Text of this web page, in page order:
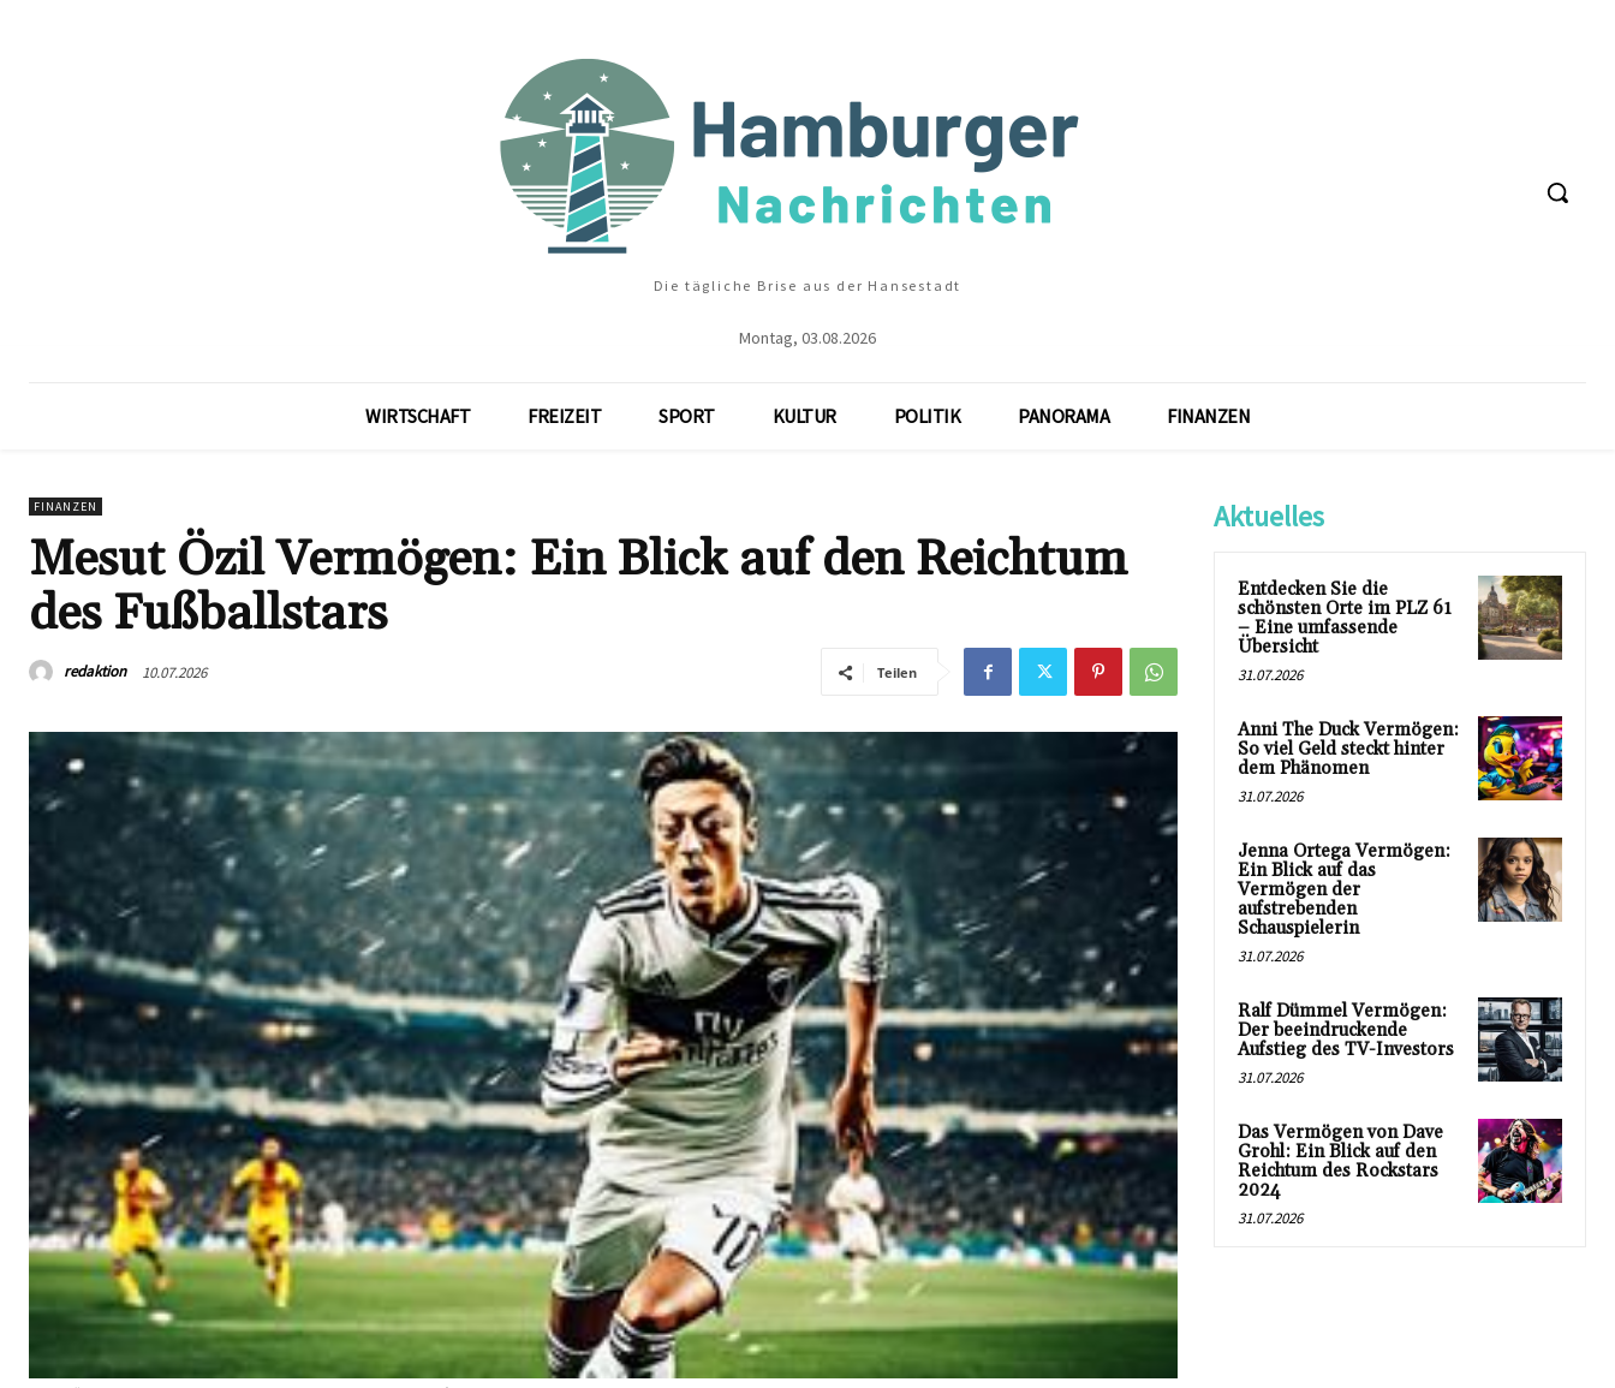
Die tägliche Brise aus der Hansestadt
Montag, 03.08.2026
WIRTSCHAFT FREIZEIT SPORT KULTUR POLITIK PANORAMA FINANZEN
FINANZEN
Mesut Özil Vermögen: Ein Blick auf den Reichtum
des Fußballstars
redaktion 10.07.2026 Teilen
Aktuelles
Entdecken Sie die
schönsten Orte im PLZ 61
– Eine umfassende
Übersicht
31.07.2026
Anni The Duck Vermögen:
So viel Geld steckt hinter
dem Phänomen
31.07.2026
Jenna Ortega Vermögen:
Ein Blick auf das
Vermögen der
aufstrebenden
Schauspielerin
31.07.2026
Ralf Dümmel Vermögen:
Der beeindruckende
Aufstieg des TV-Investors
31.07.2026
Das Vermögen von Dave
Grohl: Ein Blick auf den
Reichtum des Rockstars
2024
31.07.2026